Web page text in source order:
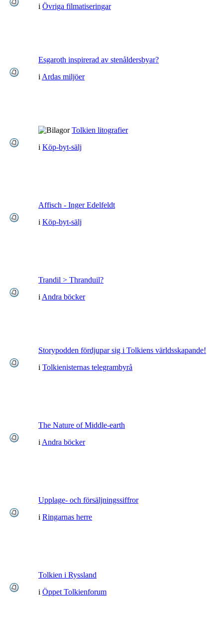
i Övriga filmatiseringar
Esgaroth inspirerad av stenåldersbyar?
i Ardas miljöer
Tolkien litografier
i Köp-byt-sälj
Affisch - Inger Edelfeldt
i Köp-byt-sälj
Trandil > Thranduil?
i Andra böcker
Storypodden fördjupar sig i Tolkiens världsskapande!
i Tolkienisternas telegrambyrå
The Nature of Middle-earth
i Andra böcker
Upplage- och försäljningssiffror
i Ringarnas herre
Tolkien i Ryssland
i Öppet Tolkienforum